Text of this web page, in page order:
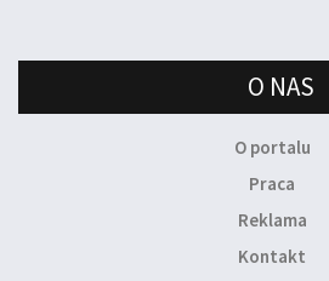
O NAS
O portalu
Praca
Reklama
Kontakt